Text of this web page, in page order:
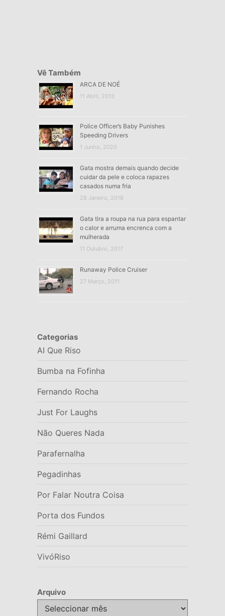
Vê Também
ARCA DE NOÉ
11 Abril, 2013
Police Officer’s Baby Punishes
Speeding Drivers
1 Junho, 2020
Gata mostra demais quando decide
cuidar da pele e coloca rapazes
casados numa fria
28 Janeiro, 2018
Gata tira a roupa na rua para espantar
o calor e arruma encrenca com a
mulherada
11 Outubro, 2017
Runaway Police Cruiser
27 Março, 2011
Categorias
AI Que Riso
Bumba na Fofinha
Fernando Rocha
Just For Laughs
Não Queres Nada
Parafernalha
Pegadinhas
Por Falar Noutra Coisa
Porta dos Fundos
Rémi Gaillard
VivóRiso
Arquivo
Arquivo